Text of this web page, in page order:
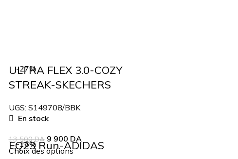
-27%
ULTRA FLEX 3.0-COZY
STREAK-SKECHERS
UGS: S149708/BBK
En stock
13 500DA 9 900 DA
Choix des options
-16%
EQ23 Run-ADIDAS